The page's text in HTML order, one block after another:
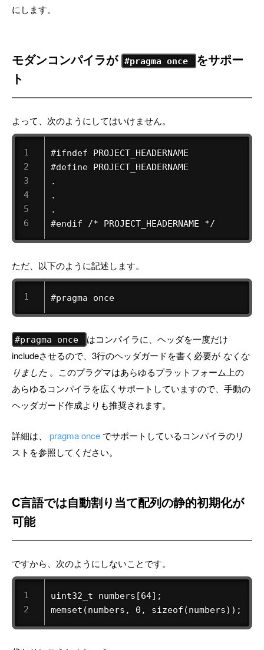
にします。
モダンコンパイラが #pragma once
をサポー
ト
よって、次のようにしてはいけません。
#ifndef PROJECT_HEADERNAME
#define PROJECT_HEADERNAME
.
.
.
#endif /* PROJECT_HEADERNAME */
ただ、以下のように記述します。
#pragma once
#pragma once
はコンパイラに、ヘッダを一度だけ
includeさせるので、3行のヘッダガードを書く必要が なくな
りました 。このプラグマはあらゆるプラットフォーム上の
あらゆるコンパイラを広くサポートしていますので、手動の
ヘッダガード作成よりも推奨されます。
詳細は、 pragma once でサポートしているコンパイラのリ
ストを参照してください。
C言語では自動割り当て配列の静的初期化が
可能
ですから、次のようにしないことです。
uint32_t numbers[64];
memset(numbers, 0, sizeof(numbers));